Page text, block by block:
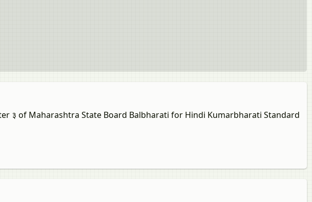
३ of Maharashtra State Board Balbharati for Hindi Kumarbharati Standard